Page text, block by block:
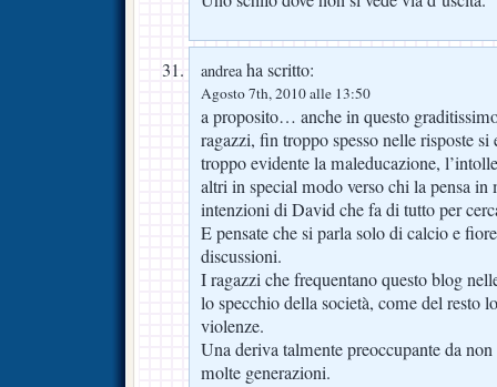
andreaha scritto:
Agosto 7th, 2010 alle 13:50
a proposito… anche in questo
ragazzi, fin troppo spesso nelle risposte
troppo evidente la maleducazione,
altri in special modo verso chi la pensa
intenzioni di David che fa di tutto per
E pensate che si parla solo di calcio e
discussioni.
I ragazzi che frequentano questo blog
lo specchio della società, come del resto
violenze.
Una deriva talmente preoccupante da
molte generazioni.